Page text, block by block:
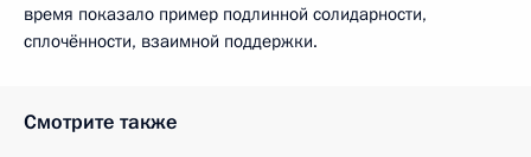
время показало пример подлинной солидарности,
сплочённости, взаимной поддержки.
Смотрите также